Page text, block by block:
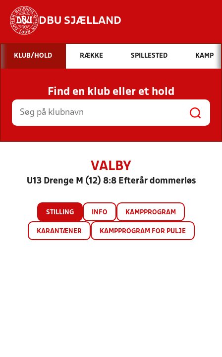
DBU SJÆLLAND
Hvad vil du søge efter?
INDHOLD OG NYHEDER
STILLINGER, RESULTATER, KLUBBER OG
HOLD
KLUB/HOLD RÆKKE SPILLESTED KAMP
Find en klub eller et hold
VALBY
U13 Drenge M (12) 8:8 Efterår dommerløs
STILLING INFO KAMPPROGRAM
KARANTÆNER KAMPPROGRAM FOR PULJE